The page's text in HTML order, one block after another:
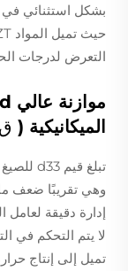
بشكل استثنائي في
التعرض لدرجات
موازنة عالي d
الميكانيكية ( ق
تميل إلى إنتاج